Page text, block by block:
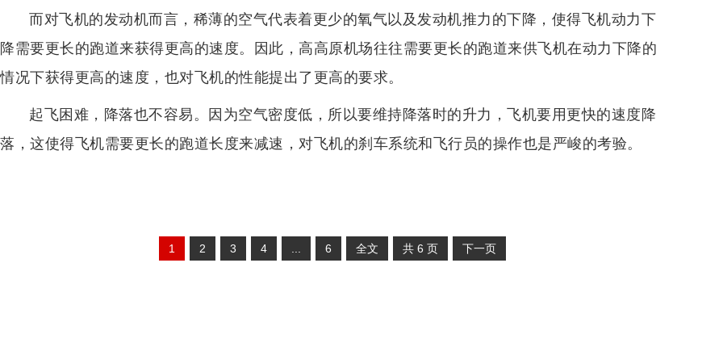
而对飞机的发动机而言，稀薄的空气代表着更少的氧气以及发动机推力的下降，使得飞机动力下
降需要更长的跑道来获得更高的速度。因此，高高原机场往往需要更长的跑道来供飞机在动力下降的
情况下获得更高的速度，也对飞机的性能提出了更高的要求。
起飞困难，降落也不容易。因为空气密度低，所以要维持降落时的升力，飞机要用更快的速度降
落，这使得飞机需要更长的跑道长度来减速，对飞机的刹车系统和飞行员的操作也是严峻的考验。
1 2 3 4 6 全文 共 6 页 下一页